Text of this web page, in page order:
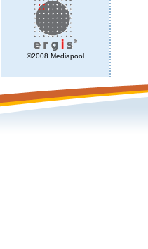
©2008 Mediapool